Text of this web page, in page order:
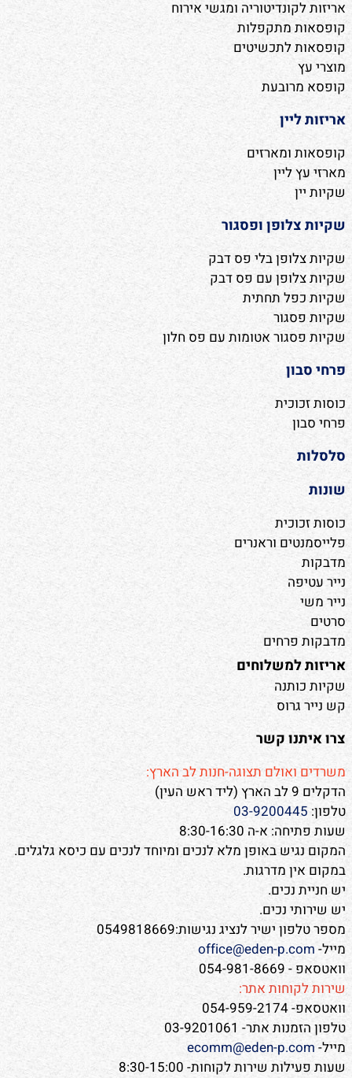
אריזות לקונדיטוריה ומגשי אירוח
קופסאות מתקפלות
קופסאות לתכשיטים
מוצרי עץ
קופסא מרובעת
אריזות ליין
קופסאות ומארזים
מארזי עץ ליין
שקיות יין
שקיות צלופן ופסגור
שקיות צלופן בלי פס דבק
שקיות צלופן עם פס דבק
שקיות כפל תחתית
שקיות פסגור
שקיות פסגור אטומות עם פס חלון
פרחי סבון
כוסות זכוכית
פרחי סבון
סלסלות
שונות
כוסות זכוכית
פלייסמנטים וראנרים
מדבקות
נייר עטיפה
נייר משי
סרטים
מדבקות פרחים
אריזות למשלוחים
שקיות כותנה
קש נייר גרוס
צרו איתנו קשר
משרדים ואולם תצוגה-חנות לב הארץ:
הדקלים 9 לב הארץ (ליד ראש העין)
טלפון: 03-9200445
שעות פתיחה: א-ה 8:30-16:30
המקום נגיש באופן מלא לנכים ומיוחד לנכים עם כיסא גלגלים.
במקום אין מדרגות.
יש חניית נכים.
יש שירותי נכים.
מספר טלפון ישיר לנציג נגישות:0549818669
מייל- office@eden-p.com
וואטסאפ - 054-981-8669
שירות לקוחות אתר:
וואטסאפ- 054-959-2174
טלפון הזמנות אתר- 03-9201061
מייל- ecomm@eden-p.com
שעות פעילות שירות לקוחות- 8:30-15:00